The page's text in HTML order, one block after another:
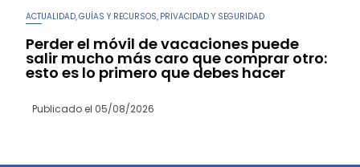
ACTUALIDAD ,GUÍAS Y RECURSOS PRIVACIDAD Y SEGURIDAD
Perder el móvil de vacaciones puede
salir mucho más caro que comprar otro:
esto es lo primero que debes hacer
Publicado el 05/08/2026